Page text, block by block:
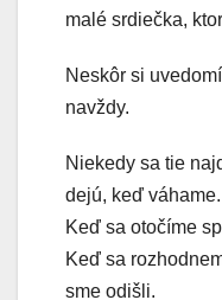
malé srdiečka,
Neskôr si
navždy.
Niekedy sa tie
dejú, keď váhame.
Keď sa otočíme
Keď sa
sme odišli.